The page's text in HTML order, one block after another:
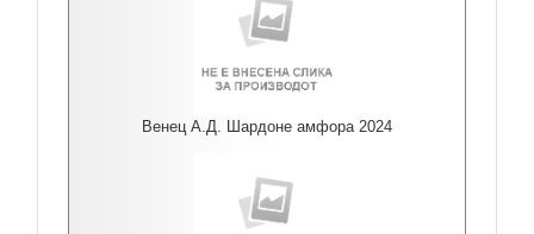
Венец А.Д. Шардоне амфора 2024